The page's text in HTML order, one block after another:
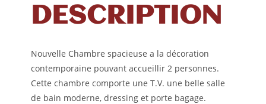
DESCRIPTION
Nouvelle Chambre spacieuse a la décoration
contemporaine pouvant accueillir 2 personnes.
Cette chambre comporte une T.V. une belle salle
de bain moderne, dressing et porte bagage.